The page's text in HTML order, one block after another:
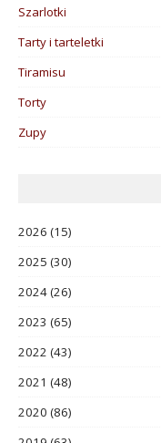
Szarlotki
Tarty i tarteletki
Tiramisu
Torty
Zupy
2026 (15)
2025 (30)
2024(26)
2023 (65)
2022 (43)
2021 (48)
2020 (86)